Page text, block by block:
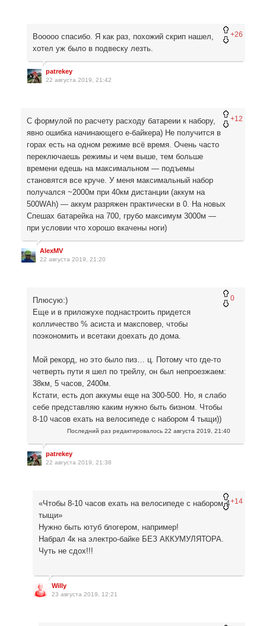
+26
Вооооо спасибо. Я как раз, похожий скрип нашел,
хотел уж было в подвеску лезть.
patrekey
22 августа 2019, 21:42
+12
С формулой по расчету расходу батареии к набору,
явно ошибка начинающего е-байкера) Не получится в
горах есть на одном режиме всё время. Очень часто
переключаешь режимы и чем выше, тем больше
времени едешь на максимальном — подъемы
становятся все круче. У меня максимальный набор
получался ~2000м при 40км дистанции (аккум на
500WAh) — аккум разряжен практически в 0. На новых
Спешах батарейка на 700, грубо максимум 3000м —
при условии что хорошо вкачены ноги)
AlexMV
22 августа 2019, 21:20
0
Плюсую:)
Еще и в приложухе поднастроить придется
колличество % асиста и максповер, чтобы
поэкономить и всетаки доехать до дома.
Мой рекорд, но это было пиз… ц. Потому что где-то
четверть пути я шел по трейлу, он был непроезжаем:
38км, 5 часов, 2400м.
Кстати, есть доп аккумы еще на 300-500. Но, я слабо
себе представляю каким нужно быть бизном. Чтобы
8-10 часов ехать на велосипеде с набором 4 тыщи))
Последний раз редактировалось 22 августа 2019, 21:40
patrekey
22 августа 2019, 21:38
+14
«Чтобы 8-10 часов ехать на велосипеде с набором 4
тыщи»
Нужно быть ютуб блогером, например!
Набрал 4к на электро-байке БЕЗ АККУМУЛЯТОРА.
Чуть не сдох!!!
Willy
23 августа 2019, 12:21